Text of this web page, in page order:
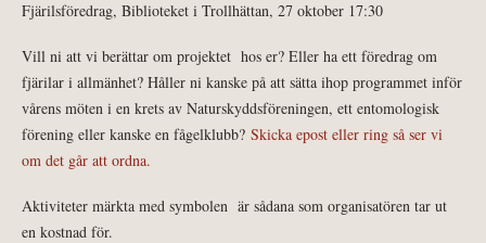
Fjärilsföredrag, Biblioteket i Trollhättan, 27 oktober 17:30
Vill ni att vi berättar om projektet hos er? Eller ha ett föredrag om
fjärilar i allmänhet? Håller ni kanske på att sätta ihop programmet inför
vårens möten i en krets av Naturskyddsföreningen, ett entomologisk
förening eller kanske en fågelklubb? Skicka epost eller ring så ser vi
om det går att ordna.
Aktiviteter märkta med symbolen är sådana som organisatören tar ut
en kostnad för.